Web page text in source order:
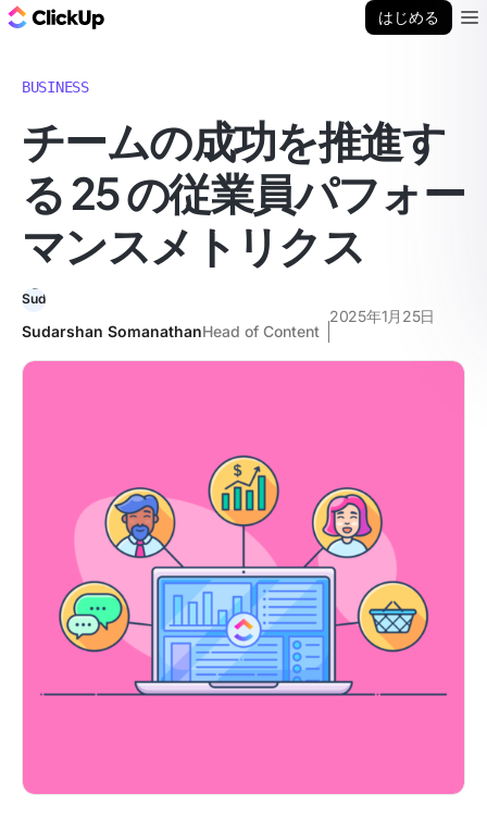
はじめる
BUSINESS
チームの成功を推進す
る 25 の従業員パフォー
マンスメトリクス
Sudarshan SomanathanHead of Content
2025年1月25日